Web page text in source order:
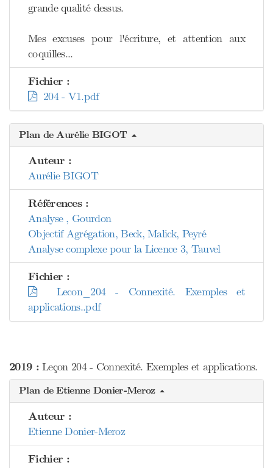
grande qualité dessus.
Mes excuses pour l'écriture, et attention aux
coquilles...
Fichier :
204 - V1.pdf
Plan de Aurélie BIGOT
Auteur :
Aurélie BIGOT
Références :
Analyse , Gourdon
Objectif Agrégation, Beck, Malick, Peyré
Analyse complexe pour la Licence 3, Tauvel
Fichier :
Lecon_204 - Connexité. Exemples et
applications..pdf
2019 :Leçon 204 - Connexité. Exemples et applications.
Plan de Etienne Donier-Meroz
Auteur :
Etienne Donier-Meroz
Fichier :